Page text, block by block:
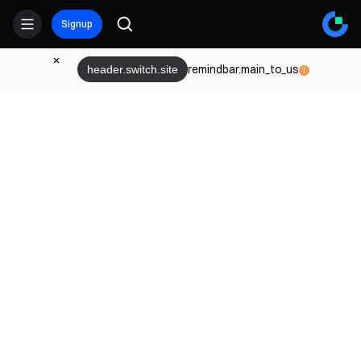
Signup
remindbar.main_to_us
header.switch.site